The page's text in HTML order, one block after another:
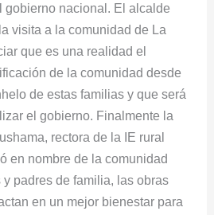
gobierno nacional. El alcalde
visita a la comunidad de La
que es una realidad el
de la comunidad desde
de estas familias y que será
el gobierno. Finalmente la
rectora de la IE rural
en nombre de la comunidad
padres de familia, las obras
en un mejor bienestar para